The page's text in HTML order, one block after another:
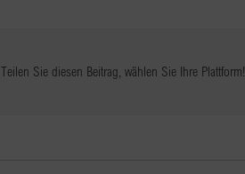
Teilen Sie diesen Beitrag, wählen Sie Ihre Plattform!